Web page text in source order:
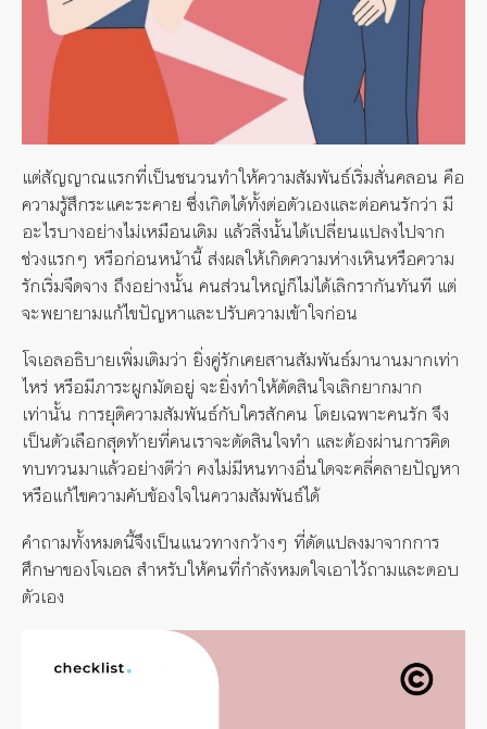
แต่สัญญาณแรกที่เป็นชนวนทำให้ความสัมพันธ์เริ่มสั่นคลอน คือ
ความรู้สึกระแคะระคาย ซึ่งเกิดได้ทั้งต่อตัวเองและต่อคนรักว่า มี
อะไรบางอย่างไม่เหมือนเดิม แล้วสิ่งนั้นได้เปลี่ยนแปลงไปจาก
ช่วงแรกๆ หรือก่อนหน้านี้ ส่งผลให้เกิดความห่างเหินหรือความ
รักเริ่มจืดจาง ถึงอย่างนั้น คนส่วนใหญ่ก็ไม่ได้เลิกรากันทันที แต่
จะพยายามแก้ไขปัญหาและปรับความเข้าใจก่อน
โจเอลอธิบายเพิ่มเติมว่า ยิ่งคู่รักเคยสานสัมพันธ์มานานมากเท่า
ไหร่ หรือมีภาระผูกมัดอยู่ จะยิ่งทำให้ตัดสินใจเลิกยากมาก
เท่านั้น การยุติความสัมพันธ์กับใครสักคน โดยเฉพาะคนรัก จึง
เป็นตัวเลือกสุดท้ายที่คนเราจะตัดสินใจทำ และต้องผ่านการคิด
ทบทวนมาแล้วอย่างดีว่า คงไม่มีหนทางอื่นใดจะคลี่คลายปัญหา
หรือแก้ไขความคับข้องใจในความสัมพันธ์ได้
คำถามทั้งหมดนี้จึงเป็นแนวทางกว้างๆ ที่ดัดแปลงมาจากการ
ศึกษาของโจเอล สำหรับให้คนที่กำลังหมดใจเอาไว้ถามและตอบ
ตัวเอง